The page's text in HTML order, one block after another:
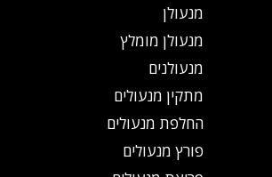
מנעולן
מנעולן מומלץ
מנעולנים
מתקין מנעולים
החלפת מנעולים
פורץ מנעולים